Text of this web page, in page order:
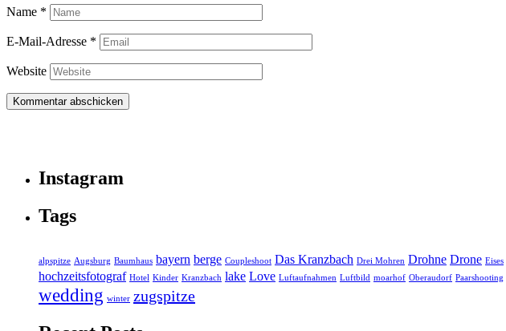
Name *
E-Mail-Adresse *
Website
Instagram
Tags
alpspitze Augsburg Baumhaus bayern berge Coupleshoot Das Kranzbach Drei Mohren Drohne Drone Eises
hochzeitsfotograf Hotel Kinder Kranzbach lake Love Luftaufnahmen Luftbild moarhof Oberaudorf Paarshooting
wedding winter zugspitze